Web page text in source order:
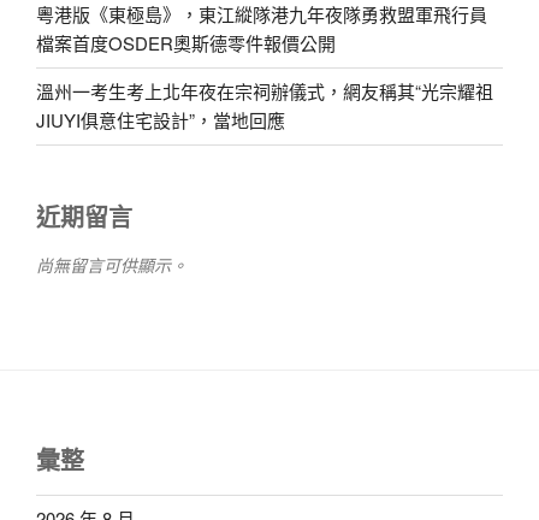
粵港版《東極島》，東江縱隊港九年夜隊勇救盟軍飛行員
檔案首度OSDER奧斯德零件報價公開
溫州一考生考上北年夜在宗祠辦儀式，網友稱其“光宗耀祖
JIUYI俱意住宅設計”，當地回應
近期留言
尚無留言可供顯示。
彙整